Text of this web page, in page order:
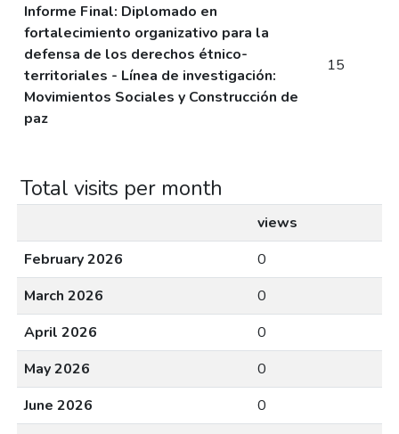
Informe Final: Diplomado en
fortalecimiento organizativo para la
defensa de los derechos étnico-
territoriales - Línea de investigación:
Movimientos Sociales y Construcción de
paz
15
Total visits per month
views
February 2026
0
March 2026
0
April 2026
0
May 2026
0
June 2026
0